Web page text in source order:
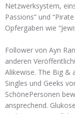
Netzwerksystem,
Passions” und
Opfergaben wie
Follower von Ayn
anderen
Alikewise. The Big &
Singles und Geeks
SchönePersonen
ansprechend.